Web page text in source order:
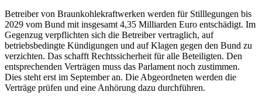
Betreiber von Braunkohlekraftwerken werden für Stilllegungen bis
2029 vom Bund mit insgesamt 4,35 Milliarden Euro entschädigt. Im
Gegenzug verpflichten sich die Betreiber vertraglich, auf
betriebsbedingte Kündigungen und auf Klagen gegen den Bund zu
verzichten. Das schafft Rechtssicherheit für alle Beteiligten. Den
entsprechenden Verträgen muss das Parlament noch zustimmen.
Dies steht erst im September an. Die Abgeordneten werden die
Verträge prüfen und eine Anhörung dazu durchführen.